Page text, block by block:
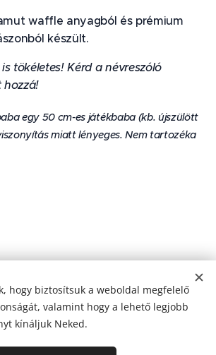
waffle anyagból és prémium
készült.
tökéletes! Kérd a névreszóló
hozzá!
egy 50 cm-es játékbaba (kb. újszülött
miatt lényeges. Nem tartozéka
aWebnodeműködteti
hogy biztosítsuk a weboldal megfelelő
valamint hogy a lehető legjobb
kínáljuk Neked.